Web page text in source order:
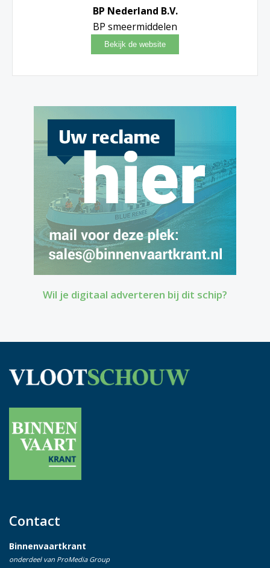
BP Nederland B.V.
BP smeermiddelen
Wil je digitaal adverteren bij dit schip?
Contact
Binnenvaartkrant
onderdeel van ProMedia Group